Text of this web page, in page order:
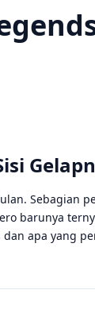
Sebagian
barunya
apa yang